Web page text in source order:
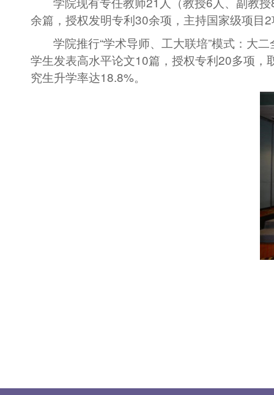
余篇，授权发明专利30余项，主持国家级项目2
学院推行“学术导师、工大联培”模式：大
学生发表高水平论文10篇，授权专利20多项，
究生升学率达18.8%。